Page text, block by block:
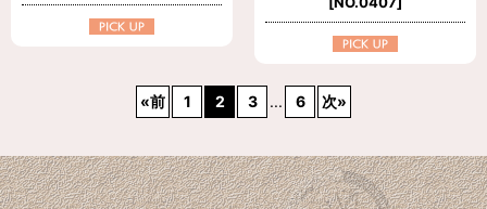
«前 1 2 3 ... 6 次»